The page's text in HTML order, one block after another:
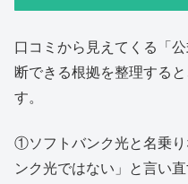
口コミから見えてくる「
断できる根拠を整理する
す。
①ソフトバンク光と名乗
ンク光ではない」と言い